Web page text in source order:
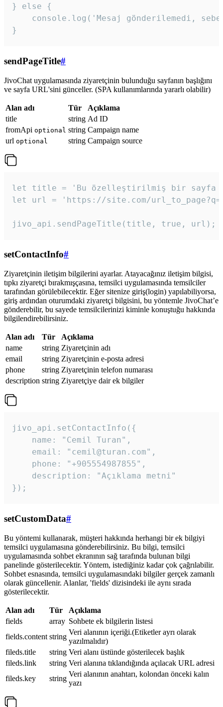
} else {
console.log('Mesaj gönderilemedi,
}
sendPageTitle#
JivoChat uygulamasında ziyaretçinin bulunduğu sayfanın başlığını
ve sayfa URL'sini günceller. (SPA kullanımlarında yararlı olabilir)
Alan adı Tür
Açıklama
title
string Ad ID
fromApi optional string Campaign name
url optional string Campaign source
let title = 'Bu özelleştirilmiş bir sayfa
let url = 'https://site.com/
jivo_api.sendPageTitle(title, true, url);
setContactInfo#
Ziyaretçinin iletişim bilgilerini ayarlar. Atayacağınız iletişim bilgisi,
tıpkı ziyaretçi bırakmışçasına, temsilci uygulamasında temsilciler
tarafından görülebilecektir. Eğer sitenize giriş(login) yapılabiliyorsa,
giriş ardından oturumdaki ziyaretçi bilgisini, bu yöntemle JivoChat’e
gönderebilir, bu sayede temsilcilerinizi kiminle konuştuğu hakkında
bilgilendirebilirsiniz.
Alan adı Tür
Açıklama
name
string Ziyaretçinin adı
email
string Ziyaretçinin e-posta adresi
phone
string Ziyaretçinin telefon numarası
description string Ziyaretçiye dair ek bilgiler
jivo_api.setContactInfo({
    name: "Cemil Turan",
    email: "cemil@turan.com",
    phone: "+905554987855",
    description: "Açıklama metni"
});
setCustomData#
Bu yöntemi kullanarak, müşteri hakkında herhangi bir ek bilgiyi
temsilci uygulamasına gönderebilirsiniz. Bu bilgi, temsilci
uygulamasında sohbet ekranının sağ tarafında bulunan bilgi
panelinde gösterilecektir. Yöntem, istediğiniz kadar çok çağrılabilir.
Sohbet esnasında, temsilci uygulamasındaki bilgiler gerçek zamanlı
olarak güncellenir. Alanlar, 'fields' dizisindeki ile aynı sırada
gösterilecektir.
Alan adı Tür
Açıklama
fields
array Sohbete ek bilgilerin listesi
fields.content string
Veri alanının içeriği.(Etiketler ayrı olarak
yazılmalıdır)
fileds.title
string Veri alanı üstünde gösterilecek başlık
fileds.link
string Veri alanına tıklandığında açılacak URL adresi
fileds.key
string
Veri alanının anahtarı, kolondan önceki kalın
yazı